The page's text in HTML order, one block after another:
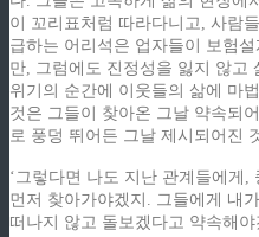
이 꼬리표처럼 따라다니고, 사람
급하는 어리석은 업자들이 보험
만, 그럼에도 진정성을 잃지 않고
위기의 순간에 이웃들의 삶에 마
것은 그들이 찾아온 그날 약속되
로 풍덩 뛰어든 그날 제시되어진
‘그렇다면 나도 지난 관계들에게,
먼저 찾아가야겠지. 그들에게 내
떠나지 않고 돌보겠다고 약속해